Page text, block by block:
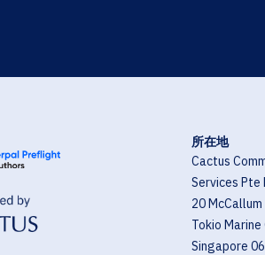
所在地
Cactus
Services Pte
20
Tokio
Singapore